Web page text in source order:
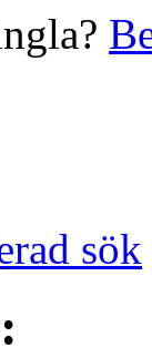
sök